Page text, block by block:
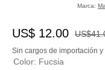
Marca:
US$ 12.00 US$41.
Sin cargos de importación
Color: Fucsia